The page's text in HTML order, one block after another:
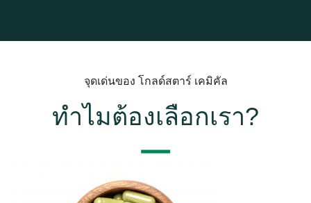
จุดเด่นของ โกลด์สตาร์ เคมิคัล
ทำไมต้องเลือกเรา?